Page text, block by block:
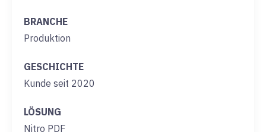
BRANCHE
Produktion
GESCHICHTE
Kunde seit 2020
LÖSUNG
Nitro PDF